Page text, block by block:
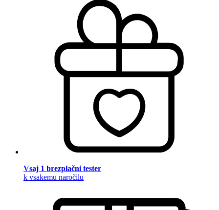
Vsaj 1 brezplačni tester
k vsakemu naročilu